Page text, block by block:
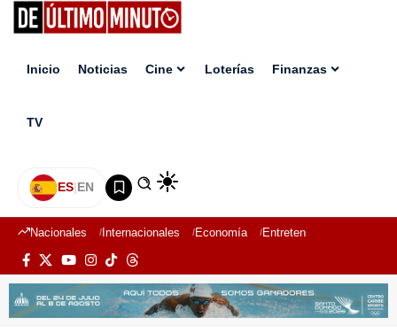
Inicio Noticias Cine Loterías Finanzas
TV
ES|EN
Nacionales Internacionales Economía Entretenimiento